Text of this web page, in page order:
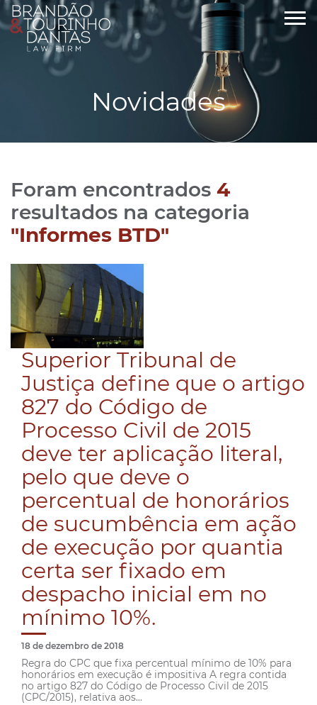
Novidades
Foram encontrados 4
resultados na categoria
"Informes BTD"
Superior Tribunal de
Justiça define que o artigo
827 do Código de
Processo Civil de 2015
deve ter aplicação literal,
pelo que deve o
percentual de honorários
de sucumbência em ação
de execução por quantia
certa ser fixado em
despacho inicial em no
mínimo 10%.
18 de dezembro de 2018
Regra do CPC que fixa percentual mínimo de 10% para
honorários em execução é impositiva A regra contida
no artigo 827 do Código de Processo Civil de 2015
(CPC/2015), relativa aos...